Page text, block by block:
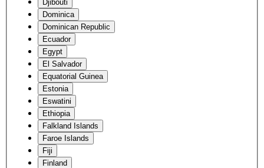
Djibouti
Dominica
Dominican Republic
Ecuador
Egypt
El Salvador
Equatorial Guinea
Estonia
Eswatini
Ethiopia
Falkland Islands
Faroe Islands
Fiji
Finland